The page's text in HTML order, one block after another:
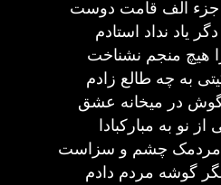
جزء الف قامت دوست
یاد نداد استادم
هیچ منجم نشناخت
به چه طالع زادم
گوش در میخانه عشق
نو به مبارکبادا
مردمک چشم و سزاست
گوشه مردم دادم